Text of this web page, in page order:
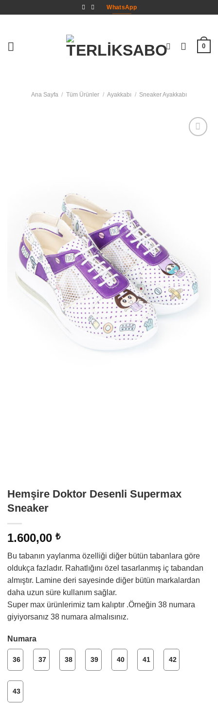
WhatsApp
0
Ana Sayfa / Tüm Ürünler / Ayakkabı / Sneaker Ayakkabı
Hemşire Doktor Desenli Supermax
Sneaker
1.600,00 ₺
Bu tabanın yaylanma özelliği diğer bütün tabanlara göre
oldukça fazladır. Rahatlığını özel tasarlanmış iç tabandan
almıştır. Lamine deri sayesinde diğer bütün markalardan
daha uzun süre kullanım sağlar.
Super max ürünlerimiz tam kalıptır .Örneğin 38 numara
giyiyorsanız 38 numara almalısınız.
Numara
36 37 38 39 40 41 42
43